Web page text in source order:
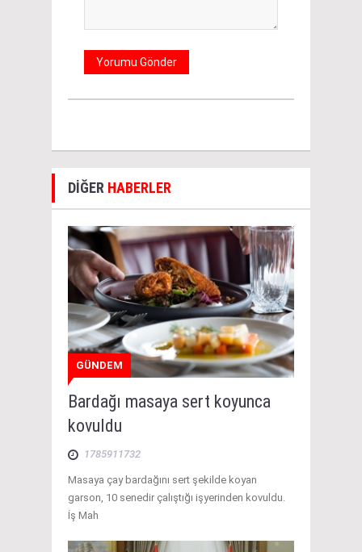
DİĞER HABERLER
GÜNDEM
Bardağı masaya sert koyunca
kovuldu
1785911732
Masaya çay bardağını sert şekilde koyan
garson, 10 senedir çalıştığı işyerinden kovuldu.
İş Mah